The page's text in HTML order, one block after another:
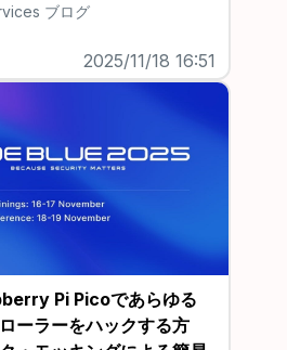
ブログ
2025/11/18 16:51
Pi Picoであらゆる
ーラーをハックする方